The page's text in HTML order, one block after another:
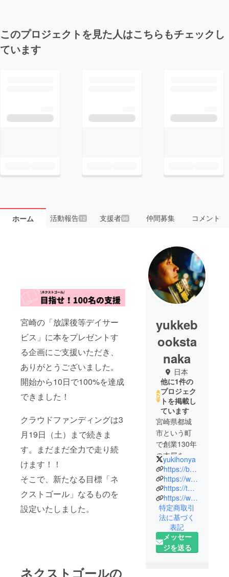
このプロジェクトを見た人はこちらもチェックし
ています
ホーム 活動報告12 支援者96 仲間募集 コメント
宮崎の「放課後等デイサー
ビス」に本をプレゼントす
る企画にご支援いただき、
ありがとうございました。
開始から10日で100%を達成
できました！
クラウドファンディングは3
月19日（土）まで続きま
す。まだまだ全力で走り続
けます！！
そこで、新たなる目標「ネ
クストゴール」なるものを
設定いたしました。
ネクストゴールの
yukkeb
ooksta
naka
日本
他に1件の
プロジェク
トを掲載し
ています
宮崎県都城
市という町
で創業130年
の本屋を営
んでおりま
す。出版業
界が衰退し
ていく中
で、新しい
形で本を売
るために新
しい挑戦を
yukihonya
https://bookstanaka.com/
https://www.facebook.com/yuki.tanaka.5437923
https://twitter.com/yukihonya
https://www.instagram.com/yukke_bookstanaka/
特定商取引
法に基づく
表記
メッセー
ジを送る